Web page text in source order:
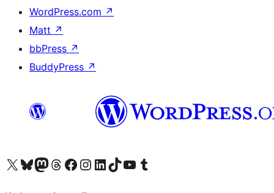
WordPress.com ↗
Matt ↗
bbPress ↗
BuddyPress ↗
Visit our X (formerly Twitter) account
Apsilankykite mūsų Bluesky paskyroje
Visit our Mastodon account
Apsilankykite mūsų Threads paskyroje
Visit our Facebook page
Visit our Instagram account
Visit our LinkedIn account
Apsilankykite mūsų TikTok paskyroje
Visit our YouTube channel
Apsilankykite mūsų Tumblr paskyroje